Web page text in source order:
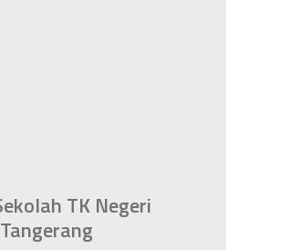
TK Negeri